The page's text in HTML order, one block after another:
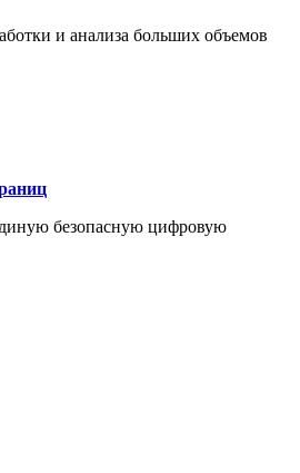
и анализа больших объемов
безопасную цифровую